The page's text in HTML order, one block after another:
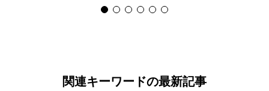
関連キーワードの最新記事